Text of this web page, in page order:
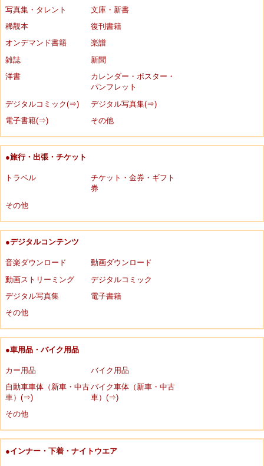
写真集・タレント
文庫・新書
稀覯本
復刊書籍
オンデマンド書籍
楽譜
雑誌
新聞
洋書
カレンダー・ポスター・
パンフレット
デジタルコミック(⇒)
デジタル写真集(⇒)
電子書籍(⇒)
その他
●旅行・出張・チケット
トラベル
チケット・金券・ギフト
券
その他
●デジタルコンテンツ
音楽ダウンロード
動画ダウンロード
動画ストリーミング
デジタルコミック
デジタル写真集
電子書籍
その他
●車用品・バイク用品
カー用品
バイク用品
自動車車体（新車・中古
車）(⇒)
バイク車体（新車・中古
車）(⇒)
その他
●インナー・下着・ナイトウエア